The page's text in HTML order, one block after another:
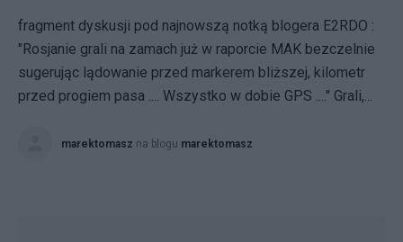
fragment dyskusji pod najnowszą notką blogera E2RDO :
"Rosjanie grali na zamach już w raporcie MAK bezczelnie
sugerując lądowanie przed markerem bliższej, kilometr
przed progiem pasa .... Wszystko w dobie GPS ...." Grali,...
marektomasz na blogu marektomasz